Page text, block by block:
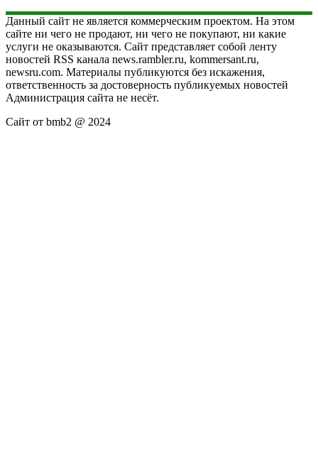
Данный сайт не является коммерческим проектом. На этом
сайте ни чего не продают, ни чего не покупают, ни какие
услуги не оказываются. Сайт представляет собой ленту
новостей RSS канала news.rambler.ru, kommersant.ru,
newsru.com. Материалы публикуются без искажения,
ответственность за достоверность публикуемых новостей
Администрация сайта не несёт.
Сайт от bmb2 @ 2024